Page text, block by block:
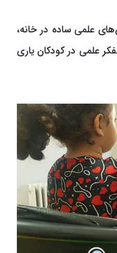
علمی ساده در خانه،
علمی در کودکان یاری